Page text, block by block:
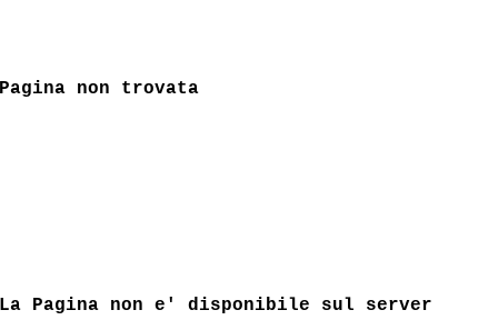
Pagina non trovata
La Pagina non e' disponibile sul server